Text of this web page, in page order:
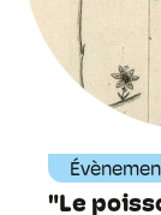
"Le